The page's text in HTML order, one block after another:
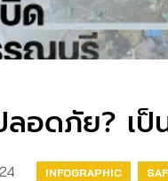
ลอดภัย? เป็
INFOGRAPHIC